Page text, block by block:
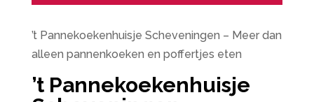
’t Pannekoekenhuisje Scheveningen – Meer dan
alleen pannenkoeken en poffertjes eten
’t Pannekoekenhuisje